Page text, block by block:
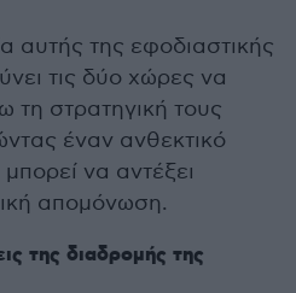
αυτής της εφοδιαστικής
τις δύο χώρες να
τη στρατηγική τους
έναν ανθεκτικό
να αντέξει
απομόνωση.
της διαδρομής της